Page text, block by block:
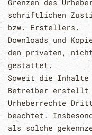
Grenzen des
schriftlichen
bzw. Erstellers.
Downloads und
den privaten, nicht
gestattet.
Soweit die
Betreiber erstellt
Urheberrechte
beachtet.
als solche